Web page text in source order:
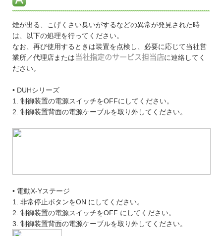
煙が出る、こげくさい臭いがするなどの異常が発見された時
は、以下の処理を行ってください。
なお、再び使用するときは装置を点検し、必要に応じて当社営
業所／代理店または 当社指定のサービス担当店に連絡してく
ださい。
• DUHシリーズ
1. 制御装置の電源スイッチをOFFにしてください。
2. 制御装置背面の電源ケーブルを取り外してください。
• 電動X-Yステージ
1. 非常停止ボタンをON にしてください。
2. 制御装置の電源スイッチをOFF にしてください。
3. 制御装置背面の電源ケーブルを取り外してください。